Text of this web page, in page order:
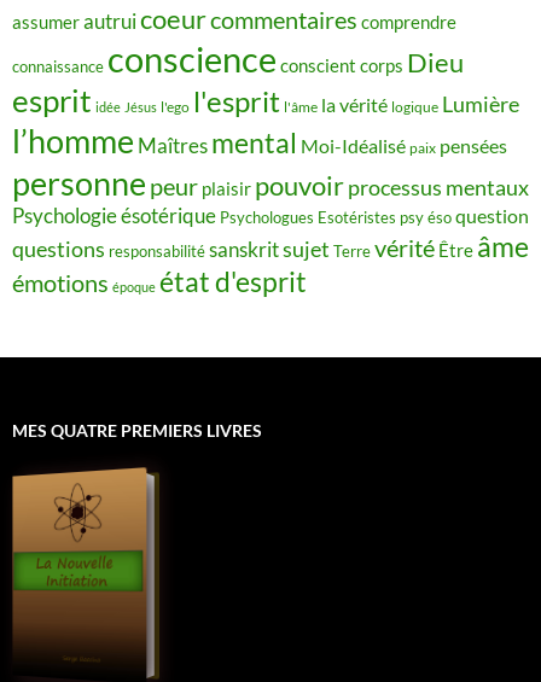
assumerautruicoeurcommentaires comprendre
connaissance conscience conscient corps Dieu
esprit idée Jésus l'ego l'esprit l'âme la vérité logique Lumière
l’homme Maîtres mental Moi-Idéalisé paix pensées
personne peur plaisir pouvoirprocessus mentaux
Psychologie ésotérique Psychologues Esotéristes psy ésoquestion
questions responsabilitésanskritsujet Terrevérité Être âme
émotions époque état d'esprit
MES QUATRE PREMIERS LIVRES